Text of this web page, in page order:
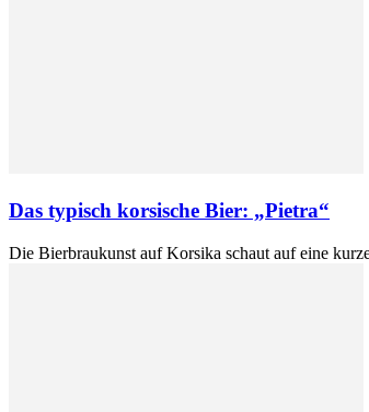
Das typisch korsische Bier: „Pietra“
Die Bierbraukunst auf Korsika schaut auf eine